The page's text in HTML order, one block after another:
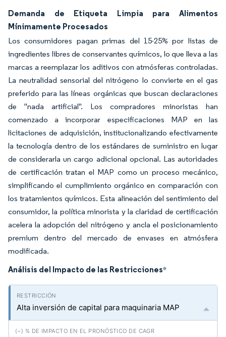
Demanda de Etiqueta Limpia para Alimentos
Mínimamente Procesados
Los consumidores pagan primas del 15-25% por listas de
ingredientes libres de conservantes químicos, lo que lleva a las
marcas a reemplazar los aditivos con atmósferas controladas.
La neutralidad sensorial del nitrógeno lo convierte en el gas
preferido para las líneas orgánicas que buscan declaraciones
de "nada artificial". Los compradores minoristas han
comenzado a incorporar especificaciones MAP en las
licitaciones de adquisición, institucionalizando efectivamente
la tecnología dentro de los estándares de suministro en lugar
de considerarla un cargo adicional opcional. Las autoridades
de certificación tratan el MAP como un proceso mecánico,
simplificando el cumplimiento orgánico en comparación con
los tratamientos químicos. Esta alineación del sentimiento del
consumidor, la política minorista y la claridad de certificación
acelera la adopción del nitrógeno y ancla el posicionamiento
premium dentro del mercado de envases en atmósfera
modificada.
Análisis del Impacto de las Restricciones*
Alta inversión de capital para maquinaria MAP